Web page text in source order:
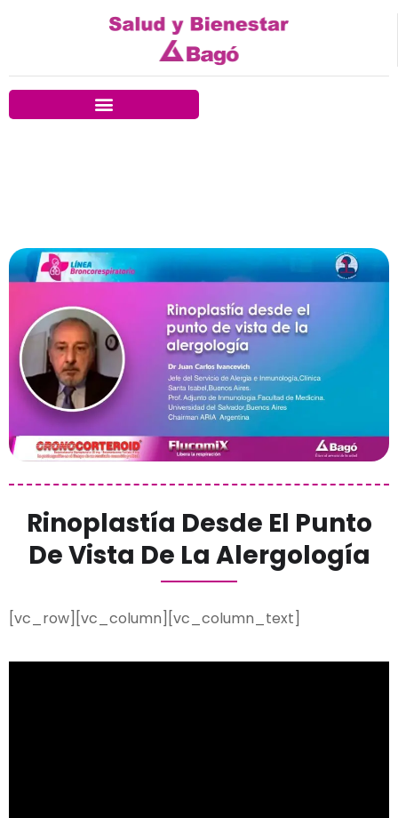
Rinoplastía Desde El Punto
De Vista De La Alergología
[vc_row][vc_column][vc_column_text]